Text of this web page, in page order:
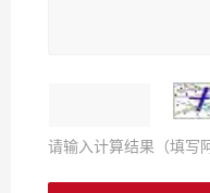
请输入计算结果（填写